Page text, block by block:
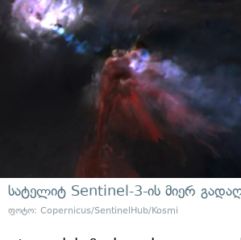
სატელიტ Sentinel-3-ის მიერ
ფოტო: Copernicus/SentinelHub/Kosmi